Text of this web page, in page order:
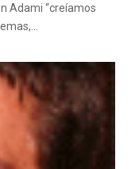
Adami “creíamos